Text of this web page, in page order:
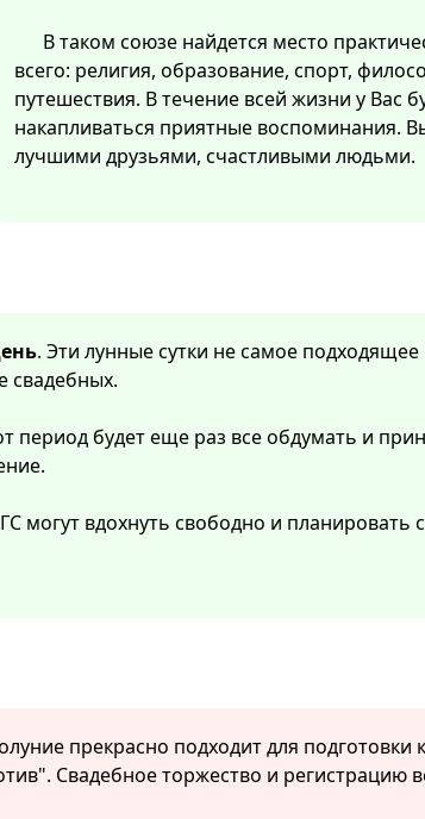
В таком союзе найдется место
всего: религия, образование, спорт,
путешествия. В течение всей жизни у Вас
накапливаться приятные воспоминания.
лучшими друзьями, счастливыми людьми.
. Эти лунные сутки не самое
свадебных.
будет еще раз все обдумать и
могут вдохнуть свободно и планировать
прекрасно подходит для подготовки
Свадебное торжество и регистрацию